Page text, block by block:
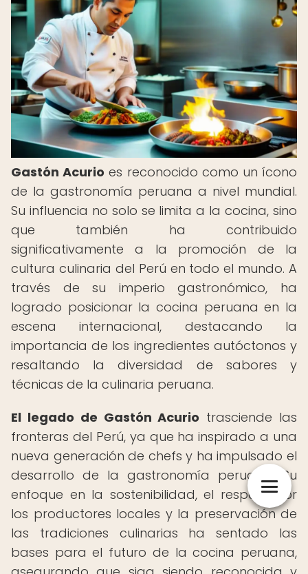
Gastón Acurio es reconocido como un ícono
de la gastronomía peruana a nivel mundial.
Su influencia no solo se limita a la cocina, sino
que también ha contribuido
significativamente a la promoción de la
cultura culinaria del Perú en todo el mundo. A
través de su imperio gastronómico, ha
logrado posicionar la cocina peruana en la
escena internacional, destacando la
importancia de los ingredientes autóctonos y
resaltando la diversidad de sabores y
técnicas de la culinaria peruana.
El legado de Gastón Acurio trasciende las
fronteras del Perú, ya que ha inspirado a una
nueva generación de chefs y ha impulsado el
desarrollo de la gastronomía peruana. Su
enfoque en la sostenibilidad, el respeto por
los productores locales y la preservación de
las tradiciones culinarias ha sentado las
bases para el futuro de la cocina peruana,